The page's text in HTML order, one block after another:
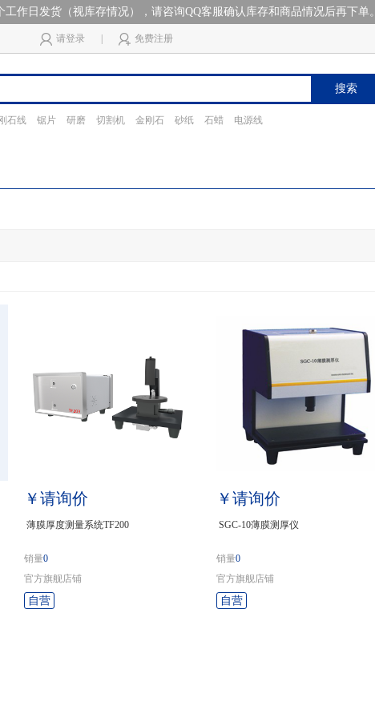
作日发货（视库存情况），请咨询QQ客服确认库存和商品情况后再下单。
请登录 免费注册
搜索
石线 锯片 研磨 切割机 金刚石 砂纸 石蜡 电源线
￥请询价
薄膜厚度测量系统TF200
销量0
官方旗舰店铺
自营
￥请询价
SGC-10薄膜测厚仪
销量0
官方旗舰店铺
自营